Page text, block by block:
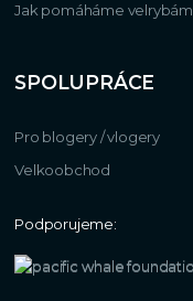
Jak pomáháme velrybám
SPOLUPRÁCE
Pro blogery / vlogery
Velkoobchod
Podporujeme: